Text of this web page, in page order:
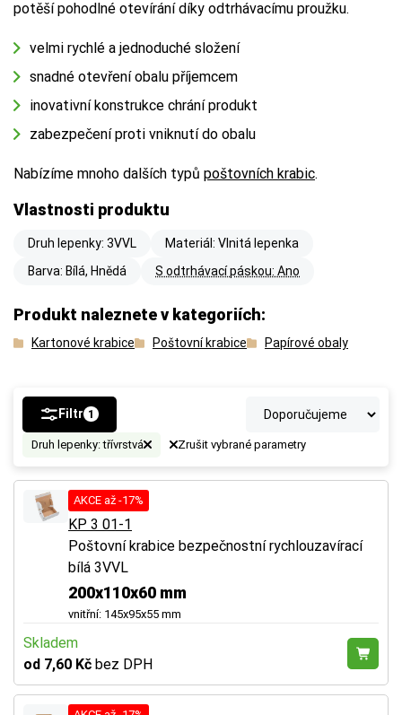
potěší pohodlné otevírání díky odtrhávacímu proužku.
velmi rychlé a jednoduché složení
snadné otevření obalu příjemcem
inovativní konstrukce chrání produkt
zabezpečení proti vniknutí do obalu
Nabízíme mnoho dalších typů poštovních krabic.
Vlastnosti produktu
Druh lepenky: 3VVL
Materiál: Vlnitá lepenka
Barva: Bílá, Hnědá
S odtrhávací páskou: Ano
Produkt naleznete v kategoriích:
Kartonové krabice Poštovní krabice Papírové obaly
Filtr 1
Druh lepenky: třívrstvá Zrušit vybrané parametry
AKCE až -17%
KP 3 01-1
Poštovní krabice bezpečnostní rychlouzavírací
bílá 3VVL
200x110x60 mm
vnitřní: 145x95x55 mm
Skladem
od 7,60 Kč bez DPH